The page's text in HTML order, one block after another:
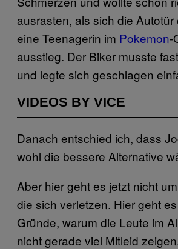
ausrasten, als sich die Autotür
eine Teenagerin im Pokemon-
ausstieg. Der Biker musste
und legte sich geschlagen
VIDEOS BY VICE
Danach entschied ich, dass
wohl die bessere Alternative
Aber hier geht es jetzt nicht
die sich verletzen. Hier geht
Gründe, warum die Leute im
nicht gerade viel Mitleid